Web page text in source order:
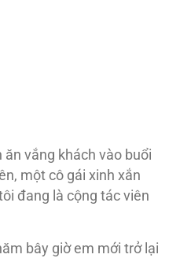
vắng khách vào buổi
một cô gái xinh xắn
đang là cộng tác viên
bây giờ em mới trở lại